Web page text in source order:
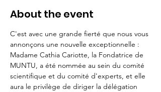
About the event
C'est avec une grande fierté que nous vous
annonçons une nouvelle exceptionnelle :
Madame Cathia Cariotte, la Fondatrice de
MUNTU, a été nommée au sein du comité
scientifique et du comité d'experts, et elle
aura le privilège de diriger la délégation